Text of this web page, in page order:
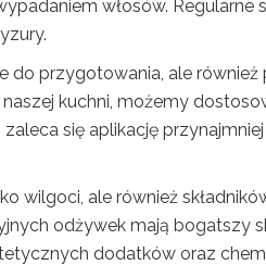
włosów.
do przygotowania, ale
kuchni, możemy
się aplikację
wilgoci, ale również
odżywek mają bogatszy
dodatków oraz